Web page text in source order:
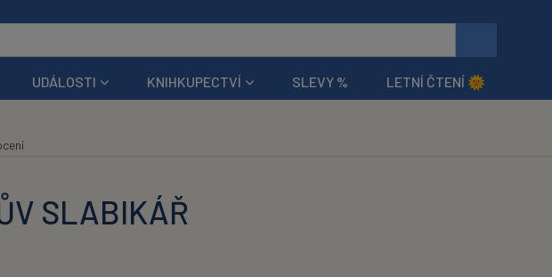
UDÁLOSTI KNIHKUPECTVÍ SLEVY % LETNÍ ČTENÍ 🌞
SLABIKÁŘ